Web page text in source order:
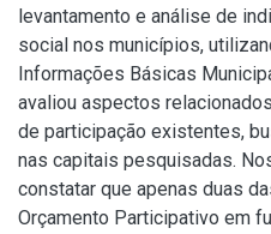
levantamento e análise de
social nos municípios,
Informações Básicas
avaliou aspectos
de participação existentes,
nas capitais pesquisadas.
constatar que apenas duas
Orçamento Participativo em